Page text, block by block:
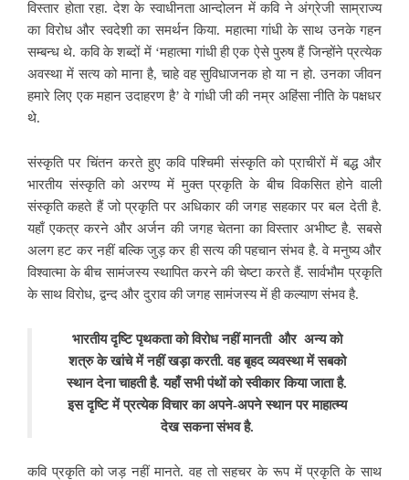
विस्तार होता रहा.देश के स्वाधीनता आन्दोलन में कवि ने अंग्रेजी साम्राज्य
का विरोध और स्वदेशी का समर्थन किया. महात्मा गांधी के साथ उनके गहन
सम्बन्ध थे. कवि के शब्दों में ‘महात्मा गांधी ही एक ऐसे पुरुष हैं जिन्होंने प्रत्येक
अवस्था में सत्य को माना है, चाहे वह सुविधाजनक हो या न हो. उनका जीवन
हमारे लिए एक महान उदाहरण है’ वे गांधी जी की नम्र अहिंसा नीति के पक्षधर
थे.
संस्कृति पर चिंतन करते हुए कवि पश्चिमी संस्कृति को प्राचीरों में बद्ध और
भारतीय संस्कृति को अरण्य में मुक्त प्रकृति के बीच विकसित होने वाली
संस्कृति कहते हैं जो प्रकृति पर अधिकार की जगह सहकार पर बल देती है.
यहाँ एकत्र करने और अर्जन की जगह चेतना का विस्तार अभीष्ट है. सबसे
अलग हट कर नहीं बल्कि जुड़ कर ही सत्य की पहचान संभव है. वे मनुष्य और
विश्वात्मा के बीच सामंजस्य स्थापित करने की चेष्टा करते हैं. सार्वभौम प्रकृति
के साथ विरोध, द्वन्द और दुराव की जगह सामंजस्य में ही कल्याण संभव है.
भारतीय दृष्टि पृथकता को विरोध नहीं मानती और अन्य को
शत्रु के खांचे में नहीं खड़ा करती. वह बृहद व्यवस्था में सबको
स्थान देना चाहती है. यहाँ सभी पंथों को स्वीकार किया जाता है.
इस दृष्टि में प्रत्येक विचार का अपने-अपने स्थान पर माहात्म्य
देख सकना संभव है.
कवि प्रकृति को जड़ नहीं मानते. वह तो सहचर के रूप में प्रकृति के साथ